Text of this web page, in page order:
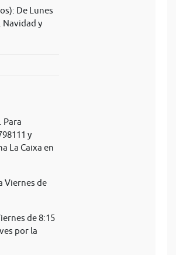
De Lunes
Navidad y
Para
y
La Caixa en
Viernes de
de 8:15
por la